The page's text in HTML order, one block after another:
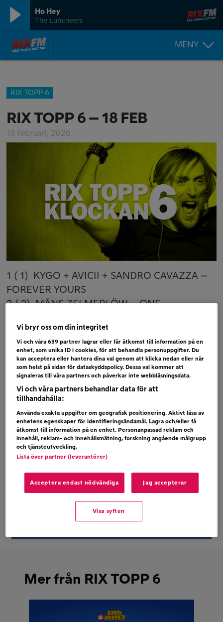
Ho Hey
The Lumineers
MENY
RIX TOPP 6
RIX TOPP 6 – 18 FEB
18 februari, 2020
1 ( 1)
KYGO + AVICII + SANDRO CAVAZZA –
FOREVER YOURS
2 ( 2) MÅNS ZELMERLÖW – ONE
4 ( 3) AVA MAX – SALT
5 (NY) MENDEZ + ALVARO ESTRELLA –
VAMOS AMIGOS
6 ( 5) BENJAMIN INGROSSO – THE DIRT
Bubblare
SMITH & THELL – GOLIATH
WILLIAM SEGERDAHL – DET KANSKE INTE
ÄR SÅ FARLIGT
AGNES – GOODLIFE
Dela på twitter
Mer från RIX TOPP 6
Vi bryr oss om din integritet
Vi och våra639 partner lagrar eller får åtkomst till information på en
enhet, som unika ID i cookies, för att behandla personuppgifter. Du
kan acceptera eller hantera dina val genom att klicka nedan eller när
som helst på sidan för dataskyddspolicy. Dessa val kommer att
signaleras till våra partners och påverkar inte webbläsningsdata.
Vi och våra partners behandlar data för att
tillhandahålla:
Använda exakta uppgifter om geografisk positionering. Aktivt läsa av
enhetens egenskaper för identifieringsändamål. Lagra och/eller få
åtkomst till information på en enhet. Personanpassad reklam och
innehåll, reklam- och innehållsmätning, forskning angående målgrupp
och tjänsteutveckling.
Lista över partner (leverantörer)
Acceptera endast nödvändiga Jag accepterar
Visa syften